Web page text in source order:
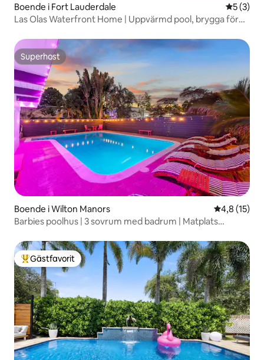
Boende i Fort Lauderdale 5 av 5 i
5 (3)
Las Olas Waterfront Home | Uppvärmd pool, brygga för
Superhost
Superhost
Boende i Wilton Manors 4,8 av 5 i
4,8 (15)
Barbies poolhus | 3 sovrum med badrum | Matplats
Populär gästfavorit
Gästfavorit